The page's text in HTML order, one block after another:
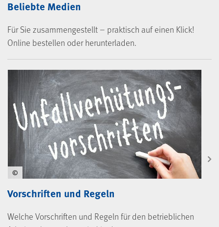
Beliebte Medien
Für Sie zusammengestellt – praktisch auf einen Klick!
Online bestellen oder herunterladen.
Vorschriften und Regeln
Welche Vorschriften und Regeln für den betrieblichen
©